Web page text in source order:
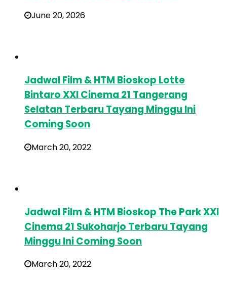
June 20, 2026
Jadwal Film & HTM Bioskop Lotte
Bintaro XXI Cinema 21 Tangerang
Selatan Terbaru Tayang Minggu Ini
Coming Soon
March 20, 2022
Jadwal Film & HTM Bioskop The Park XXI
Cinema 21 Sukoharjo Terbaru Tayang
Minggu Ini Coming Soon
March 20, 2022